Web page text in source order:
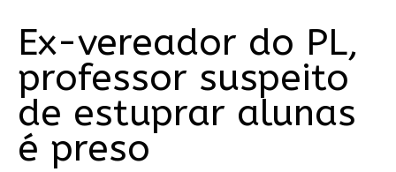
Ex-vereador do PL,
professor suspeito
de estuprar alunas
é preso